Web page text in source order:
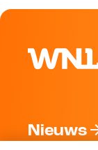
Nieuws